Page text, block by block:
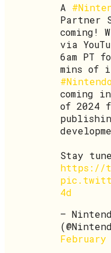
A
Partner
coming!
via
6am PT
mins of
coming
of 2024
Stay
https://
4d
—